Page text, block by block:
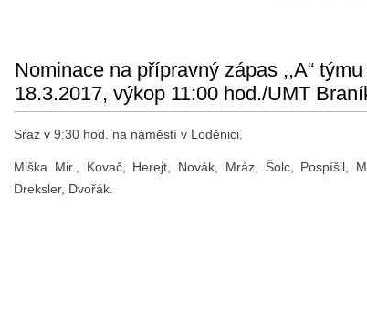
Nominace na přípravný zápas ,,A“
18.3.2017, výkop 11:00 hod./UMT
Sraz v 9:30 hod. na náměstí v Loděnici.
Miška Mir., Kovač, Herejt, Novák, Mráz, Šolc, Pospíšil,
Dreksler, Dvořák.